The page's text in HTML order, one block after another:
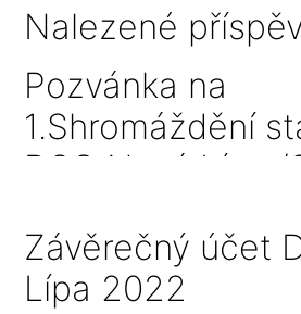
Nalezené
Pozvánka na
1.Shromáždění
DSO Nová Lípa
účtu/2022
Závěrečný účet
Lípa 2022